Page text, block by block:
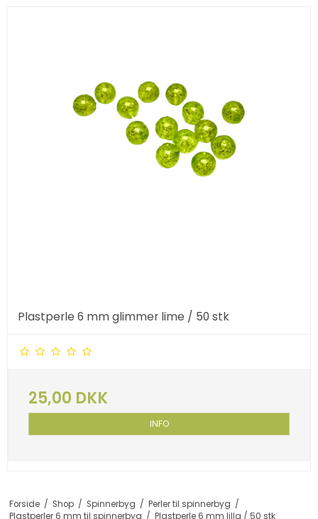
Plastperle 6 mm glimmer lime / 50 stk
25,00 DKK
INFO
Forside / Shop / Spinnerbyg / Perler til spinnerbyg /
Plastperler 6 mm til spinnerbyg / Plastperle 6 mm lilla / 50 stk